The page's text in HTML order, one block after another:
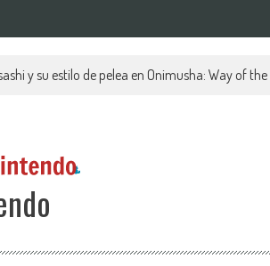
y su estilo de pelea en Onimusha: Way of